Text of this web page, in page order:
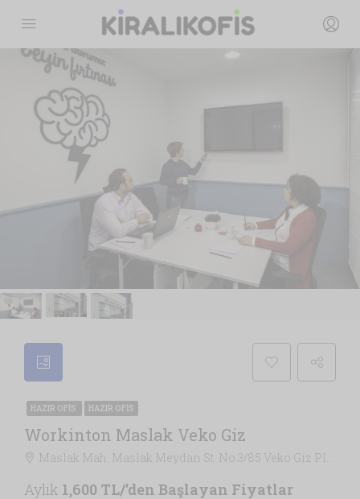
HAZIR OFIS HAZIR OFIS
Workinton Maslak Veko Giz
Maslak Mah. Maslak Meydan St. No:3/85 Veko Giz Plaza Sarıyer - İstanbul, İstanbul
Aylık 1,600 TL/'den Başlayan Fiyatlar